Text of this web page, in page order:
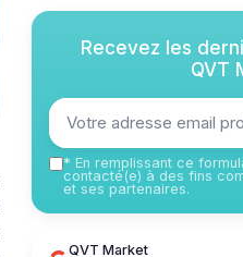
Recevez les
QVT
* En remplissant ce
contacté(e) à des fins
et ses partenaires.
QVT Market